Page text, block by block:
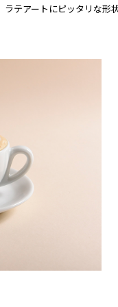
テアートにピッタリな形